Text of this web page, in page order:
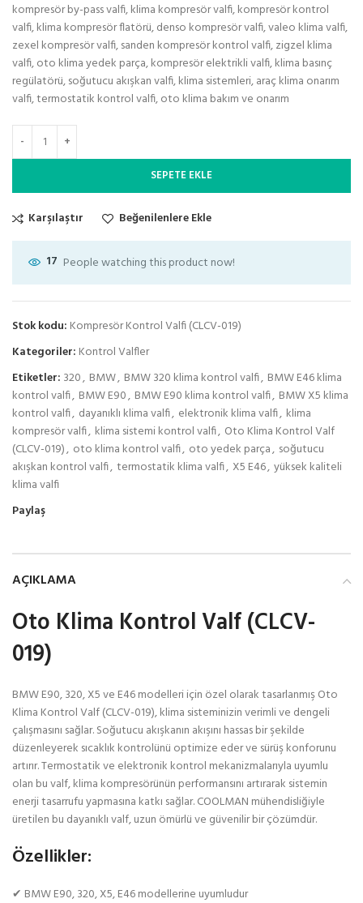
kompresör by-pass valfi, klima kompresör valfi, kompresör kontrol
valfi, klima kompresör flatörü, denso kompresör valfi, valeo klima valfi,
zexel kompresör valfi, sanden kompresör kontrol valfi, zigzel klima
valfi, oto klima yedek parça, kompresör elektrikli valfi, klima basınç
regülatörü, soğutucu akışkan valfi, klima sistemleri, araç klima onarım
valfi, termostatik kontrol valfi, oto klima bakım ve onarım
SEPETE EKLE
Karşılaştır Beğenilenlere Ekle
17 People watching this product now!
Stok kodu: Kompresör Kontrol Valfi (CLCV-019)
Kategoriler: Kontrol Valfler
Etiketler: 320, BMW, BMW 320 klima kontrol valfi, BMW E46 klima
kontrol valfi, BMW E90, BMW E90 klima kontrol valfi, BMW X5 klima
kontrol valfi, dayanıklı klima valfi, elektronik klima valfi, klima
kompresör valfi, klima sistemi kontrol valfi, Oto Klima Kontrol Valf
(CLCV-019), oto klima kontrol valfi, oto yedek parça, soğutucu
akışkan kontrol valfi, termostatik klima valfi, X5 E46, yüksek kaliteli
klima valfi
Paylaş
AÇIKLAMA
Oto Klima Kontrol Valf (CLCV-
019)
BMW E90, 320, X5 ve E46 modelleri için özel olarak tasarlanmış Oto
Klima Kontrol Valf (CLCV-019), klima sisteminizin verimli ve dengeli
çalışmasını sağlar. Soğutucu akışkanın akışını hassas bir şekilde
düzenleyerek sıcaklık kontrolünü optimize eder ve sürüş konforunu
artırır. Termostatik ve elektronik kontrol mekanizmalarıyla uyumlu
olan bu valf, klima kompresörünün performansını artırarak sistemin
enerji tasarrufu yapmasına katkı sağlar. COOLMAN mühendisliğiyle
üretilen bu dayanıklı valf, uzun ömürlü ve güvenilir bir çözümdür.
Özellikler:
✔ BMW E90, 320, X5, E46 modellerine uyumludur